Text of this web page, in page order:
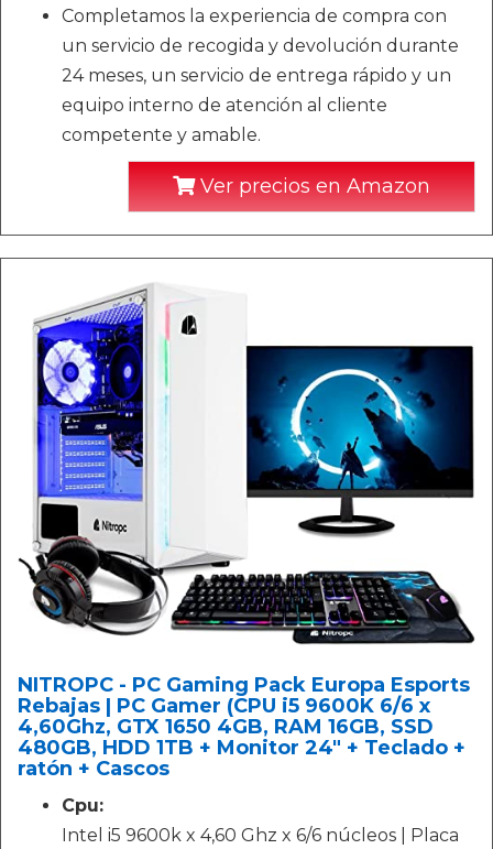
Completamos la experiencia de compra con
un servicio de recogida y devolución durante
24 meses, un servicio de entrega rápido y un
equipo interno de atención al cliente
competente y amable.
Ver precios en Amazon
NITROPC - PC Gaming Pack Europa Esports
Rebajas | PC Gamer (CPU i5 9600K 6/6 x
4,60Ghz, GTX 1650 4GB, RAM 16GB, SSD
480GB, HDD 1TB + Monitor 24" + Teclado +
ratón + Cascos
Cpu:
Intel i5 9600k x 4,60 Ghz x 6/6 núcleos | Placa